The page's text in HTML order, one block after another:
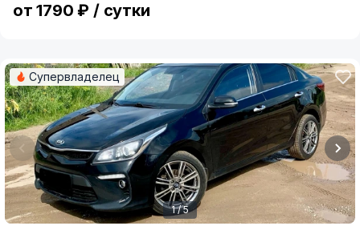
от 1790 ₽ / сутки
Супервладелец
1 / 5